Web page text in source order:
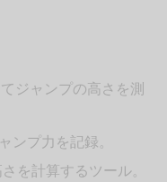
ジャンプの高さを測
ンプ力を記録。
を計算するツール。